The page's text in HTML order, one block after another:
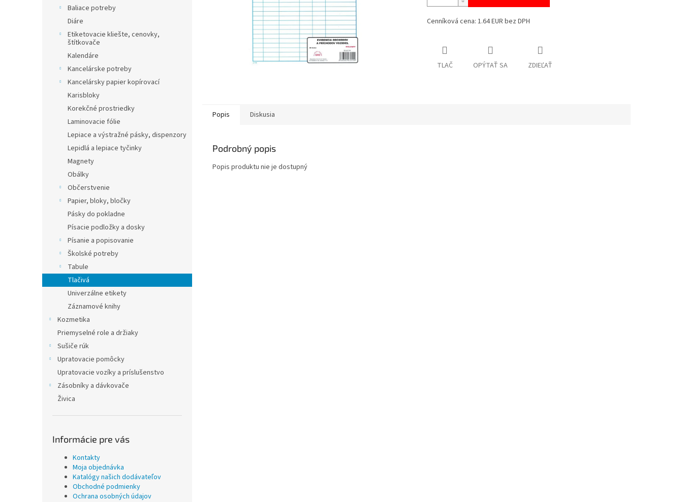
Baliace potreby
Diáre
Etiketovacie kliešte, cenovky,
štítkovače
Kalendáre
Kancelárske potreby
Kancelársky papier kopírovací
Karisbloky
Korekčné prostriedky
Laminovacie fólie
Lepiace a výstražné pásky, dispenzory
Lepidlá a lepiace tyčinky
Magnety
Obálky
Občerstvenie
Papier, bloky, bločky
Pásky do pokladne
Písacie podložky a dosky
Písanie a popisovanie
Školské potreby
Tabule
Tlačivá
Univerzálne etikety
Záznamové knihy
Kozmetika
Priemyselné role a držiaky
Sušiče rúk
Upratovacie pomôcky
Upratovacie vozíky a príslušenstvo
Zásobníky a dávkovače
Živica
Informácie pre vás
Kontakty
Moja objednávka
Katalógy našich dodávateľov
Obchodné podmienky
Ochrana osobných údajov
Cenníková cena: 1.64 EUR bez DPH
TLAČ OPÝTAŤ SA ZDIEĽAŤ
Popis Diskusia
Podrobný popis
Popis produktu nie je dostupný